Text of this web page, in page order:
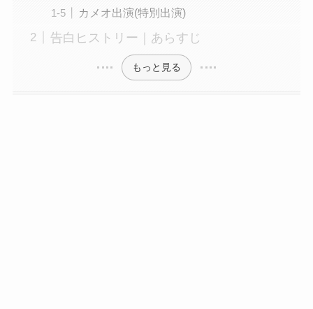
カメオ出演(特別出演)
告白ヒストリー｜あらすじ
もっと見る